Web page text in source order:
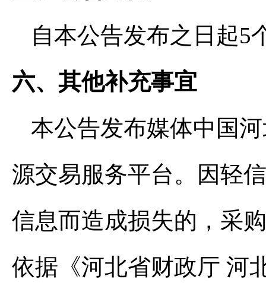
自本公告发布之日起5
六、其他补充事宜
本公告发布媒体中国
源交易服务平台。因轻
信息而造成损失的，采
依据《河北省财政厅 河